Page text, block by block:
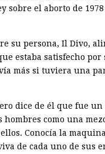
sobre el aborto de
su persona, Il Divo,
estaba satisfecho
más si tuviera una
dice de él que fue
como una
Conocía la
de cada uno de sus